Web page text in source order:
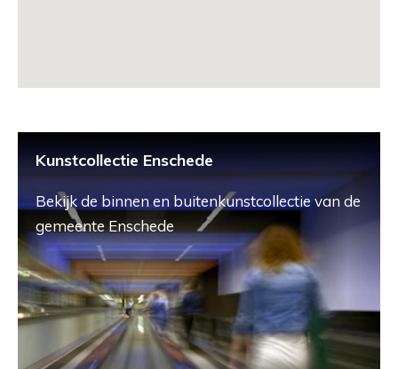
Kunstcollectie Enschede
Bekijk de binnen en buitenkunstcollectie van de
gemeente Enschede